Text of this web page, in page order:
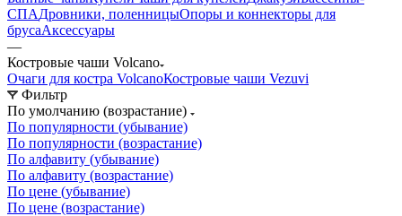
СПАДровники, поленницыОпоры и коннекторы для
брусаАксессуары
—
Костровые чаши Volcano
Очаги для костра VolcanoКостровые чаши Vezuvi
Фильтр
По умолчанию (возрастание)
По популярности (убывание)
По популярности (возрастание)
По алфавиту (убывание)
По алфавиту (возрастание)
По цене (убывание)
По цене (возрастание)